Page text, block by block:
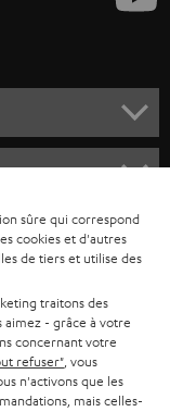
sûre qui correspond
cookies et d'autres
de tiers et utilise des
traitons des
aimez - grâce à votre
concernant votre
refuser" , vous
n'activons que les
mais celles-